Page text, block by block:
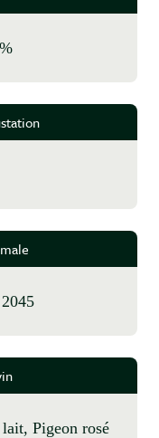
2045
lait, Pigeon rosé